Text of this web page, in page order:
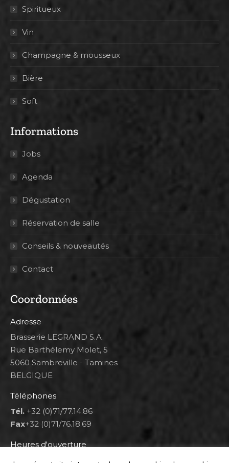
Spiritueux
Vin
Champagne & mousseux
Bière
Soft
Informations
Jobs
Agenda
Dégustation
Réservation de salle
Conseils & nouveautés
Contact
Coordonnées
Adresse
Brasserie LEGRAND S.A.
Rue Barthélemy Molet, 5
5060 Sambreville - Tamines
BELGIQUE
Téléphones
Tél. +32 (0)71/77.14.86
Fax+32 (0)71/76.18.69
Heures d'ouverture
Lun 8h00-12h00 et 12h30-14h30